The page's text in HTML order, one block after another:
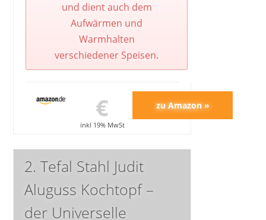
und dient auch dem
Aufwärmen und
Warmhalten
verschiedener Speisen.
€
inkl 19% MwSt
2. Tefal Stahl Judit
Aluguss Kochtopf –
der Universelle